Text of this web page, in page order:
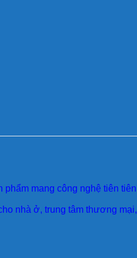
phẩm mang công nghệ tiên tiên
nhà ở, trung tâm thương mại,